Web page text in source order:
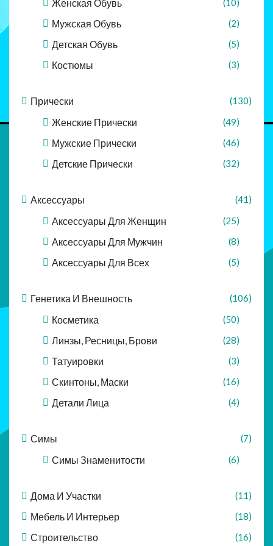
Женская Обувь
Мужская Обувь (2)
Детская Обувь (5)
Костюмы (3)
Прически (130)
Женские Прически (49)
Мужские Прически (46)
Детские Прически (32)
Аксессуары (41)
Аксессуары Для Женщин (25)
Аксессуары Для Мужчин (8)
Аксессуары Для Всех (5)
Генетика И Внешность (106)
Косметика (50)
Линзы, Ресницы, Брови (28)
Татуировки (3)
Скинтоны, Маски (16)
Детали Лица (4)
Симы (7)
Симы Знаменитости (6)
Дома И Участки (11)
Мебель И Интерьер (18)
Строительство (16)